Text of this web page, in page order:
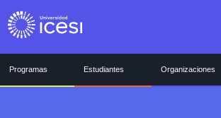
Programas Estudiantes Organizaciones